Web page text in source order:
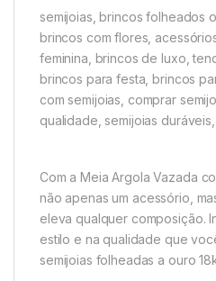
semijoias, brincos folheados
brincos com flores,
feminina, brincos de luxo,
brincos para festa, brincos
com semijoias, comprar
qualidade, semijoias
Com a Meia Argola Vazada
não apenas um acessório,
eleva qualquer composição.
estilo e na qualidade que
semijoias folheadas a ouro